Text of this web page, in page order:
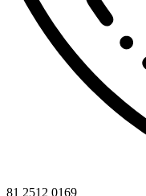
81 2512 0169